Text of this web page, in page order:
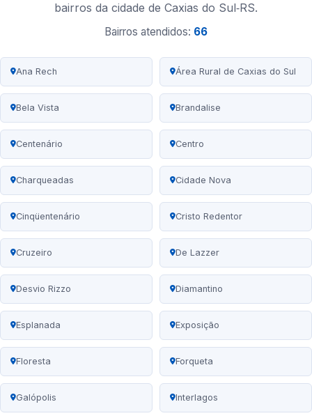
bairros da cidade de Caxias do Sul‑RS.
Bairros atendidos: 66
Ana Rech Área Rural de Caxias do Sul
Bela Vista Brandalise
Centenário Centro
Charqueadas Cidade Nova
Cinqüentenário Cristo Redentor
Cruzeiro De Lazzer
Desvio Rizzo Diamantino
Esplanada Exposição
Floresta Forqueta
Galópolis Interlagos